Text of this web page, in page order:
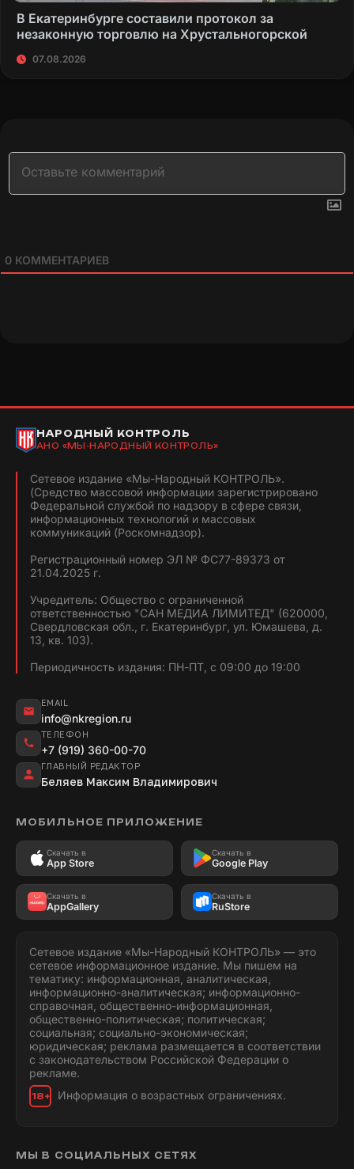
В Екатеринбурге составили протокол за
незаконную торговлю на Хрустальногорской
07.08.2026
0 КОММЕНТАРИЕВ
НАРОДНЫЙ КОНТРОЛЬ
АНО «МЫ-НАРОДНЫЙ КОНТРОЛЬ»
Сетевое издание «Мы-Народный КОНТРОЛЬ».
(Средство массовой информации зарегистрировано
Федеральной службой по надзору в сфере связи,
информационных технологий и массовых
коммуникаций (Роскомнадзор).
Регистрационный номер ЭЛ № ФС77-89373 от
21.04.2025 г.
Учредитель: Общество с ограниченной
ответственностью "САН МЕДИА ЛИМИТЕД" (620000,
Свердловская обл., г. Екатеринбург, ул. Юмашева, д.
13, кв. 103).
Периодичность издания: ПН-ПТ, с 09:00 до 19:00
EMAIL
info@nkregion.ru
ТЕЛЕФОН
+7 (919) 360-00-70
ГЛАВНЫЙ РЕДАКТОР
Беляев Максим Владимирович
МОБИЛЬНОЕ ПРИЛОЖЕНИЕ
Скачать в
App Store
Скачать в
Google Play
Скачать в
AppGallery
Скачать в
RuStore
Сетевое издание «Мы-Народный КОНТРОЛЬ» — это
сетевое информационное издание. Мы пишем на
тематику: информационная, аналитическая,
информационно-аналитическая; информационно-
справочная, общественно-информационная,
общественно-политическая; политическая;
социальная; социально-экономическая;
юридическая; реклама размещается в соответствии
с законодательством Российской Федерации о
рекламе.
18+ Информация о возрастных ограничениях.
МЫ В СОЦИАЛЬНЫХ СЕТЯХ